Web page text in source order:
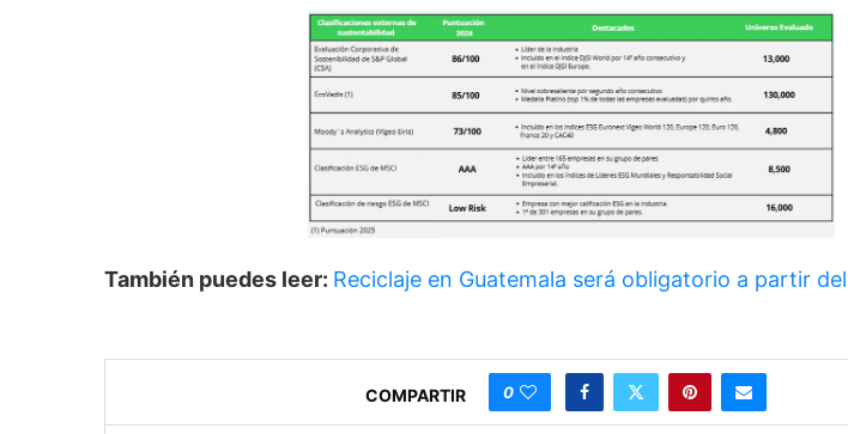
También puedes leer: Reciclaje en Guatemala será obligatorio a partir
COMPARTIR 0